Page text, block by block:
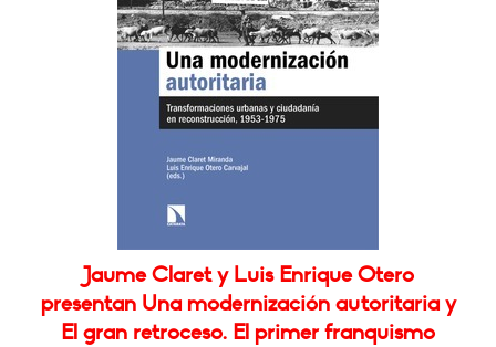
Jaume Claret y Luis Enrique Otero
presentan Una modernización autoritaria y
El gran retroceso. El primer franquismo